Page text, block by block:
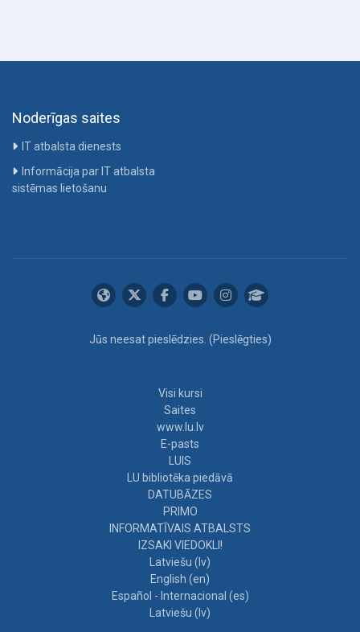
Noderīgas saites
IT atbalsta dienests
Informācija par IT atbalsta
sistēmas lietošanu
Jūs neesat pieslēdzies. (Pieslēgties)
Visi kursi
Saites
www.lu.lv
E-pasts
LUIS
LU bibliotēka piedāvā
DATUBĀZES
PRIMO
INFORMATĪVAIS ATBALSTS
IZSAKI VIEDOKLI!
Latviešu ‎(lv)‎
English ‎(en)‎
Español - Internacional ‎(es)‎
Latviešu ‎(lv)‎